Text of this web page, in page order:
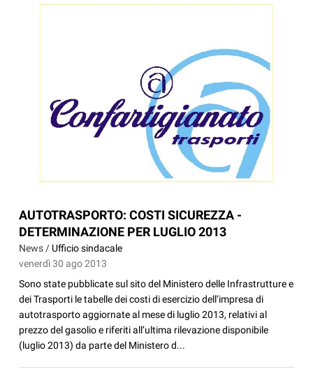
AUTOTRASPORTO: COSTI SICUREZZA -
DETERMINAZIONE PER LUGLIO 2013
News / Ufficio sindacale
venerdì 30 ago 2013
Sono state pubblicate sul sito del Ministero delle Infrastrutture e
dei Trasporti le tabelle dei costi di esercizio dell’impresa di
autotrasporto aggiornate al mese di luglio 2013, relativi al
prezzo del gasolio e riferiti all’ultima rilevazione disponibile
(luglio 2013) da parte del Ministero d...